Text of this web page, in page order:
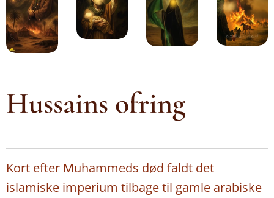
Hussains ofring
Kort efter Muhammeds død faldt det
islamiske imperium tilbage til gamle arabiske